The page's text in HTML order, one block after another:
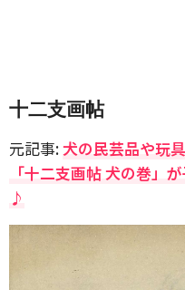
十二支画帖
元記事:犬の民芸品や玩
「十二支画帖 犬の巻」
♪